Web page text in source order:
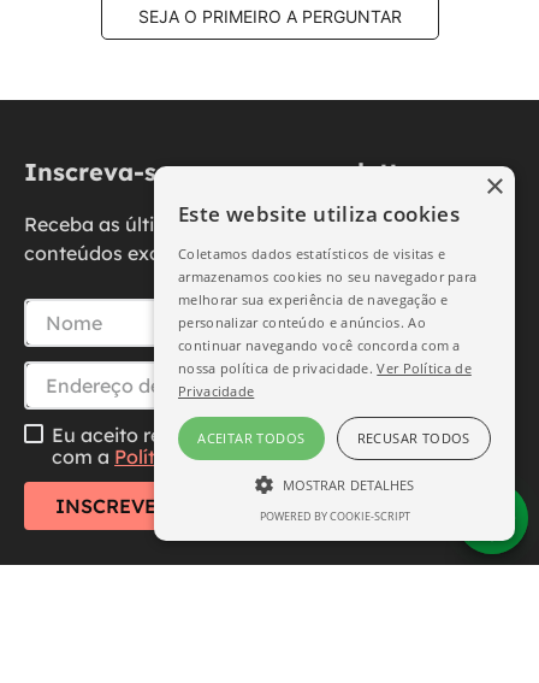
SEJA O PRIMEIRO A PERGUNTAR
Inscreva-se na nossa newsletter
Receba as últimas novidades, promoções e
conteúdos exclusivos diretamente no seu e-mail.
Eu aceito receber essa newsletter, li e concordo
com a Política de Privacidade
INSCREVER-SE
Este website utiliza cookies
Coletamos dados estatísticos de visitas e
armazenamos cookies no seu navegador para
melhorar sua experiência de navegação e
personalizar conteúdo e anúncios. Ao
continuar navegando você concorda com a
nossa política de privacidade.Ver Política de
Privacidade
ACEITAR TODOS RECUSAR TODOS
MOSTRAR DETALHES
ESTRITAMENTE NECESSÁRIO
POWERED BY COOKIE-SCRIPT
×